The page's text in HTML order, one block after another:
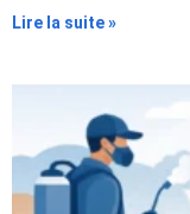
Lire la suite »